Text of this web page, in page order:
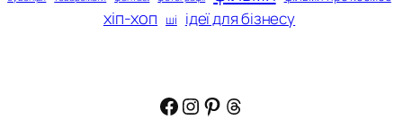
хіп-хоп ші ідеї для бізнесу
Facebook Instagram Pinterest Threads